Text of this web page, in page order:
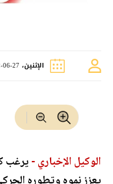
الإثنين، 27-06-2022
الوكيل الإخباري -يرغب